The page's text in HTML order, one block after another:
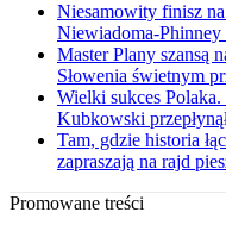
Niesamowity finisz
Niewiadoma-Phinney
Master Plany szansą
Słowenia świetnym
Wielki sukces
Kubkowski
Tam, gdzie historia
zapraszają na rajd
Promowane treści